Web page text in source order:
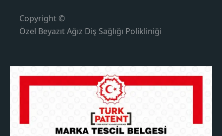
Copyright ©
Özel Beyazıt Ağız Diş Sağlığı Polikliniği